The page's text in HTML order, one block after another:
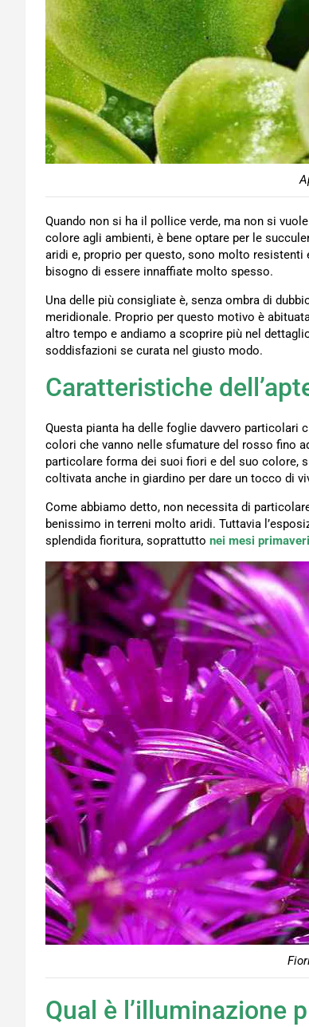
Quando non si ha il pollice verde, ma non si
colore agli ambienti, è bene optare per le
aridi e, proprio per questo, sono molto resistenti
bisogno di essere innaffiate molto spesso.
Una delle più consigliate è, senza ombra di
meridionale. Proprio per questo motivo è
altro tempo e andiamo a scoprire più nel
soddisfazioni se curata nel giusto modo.
Caratteristiche
Questa pianta ha delle foglie davvero particolari
colori che vanno nelle sfumature del rosso fino
particolare forma dei suoi fiori e del suo colore,
coltivata anche in giardino per dare un tocco di
Come abbiamo detto, non necessita di
benissimo in terreni molto aridi. Tuttavia
splendida fioritura, soprattutto nei mesi
Qual è l’illuminazione